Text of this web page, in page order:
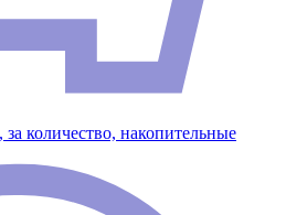
количество, накопительные